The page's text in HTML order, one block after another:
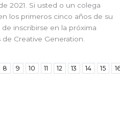
2021. Si usted o un colega
los primeros cinco años de su
inscribirse en la próxima
Creative Generation.
8 9 10 11 12 13 14 15